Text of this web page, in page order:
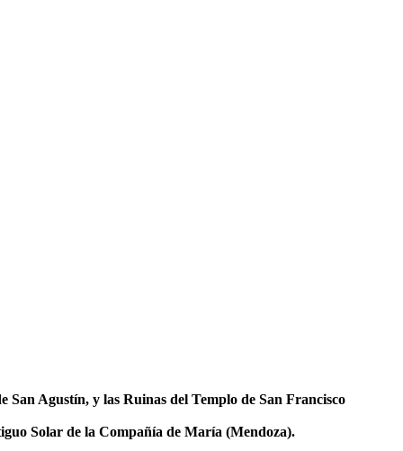
Agustín, y las Ruinas del Templo de San Francisco
Solar de la Compañía de María (Mendoza).